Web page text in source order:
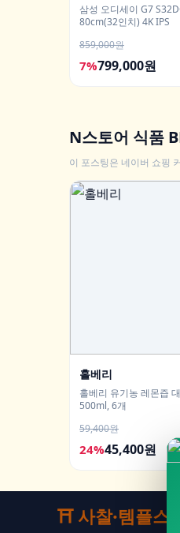
삼성 오디세이 G7
80cm(32인치) 4K IPS
859,000원
7%799,000원
N스토어 식품
이 포스팅은 네이버 쇼핑
홀베리
홀베리 유기농 레몬즙
500ml, 6개
59,400원
24%45,400원
⛩️ 사찰·템플스